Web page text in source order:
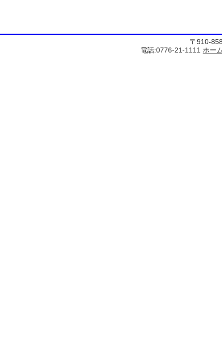
〒910-
電話:0776-21-1111 ホー